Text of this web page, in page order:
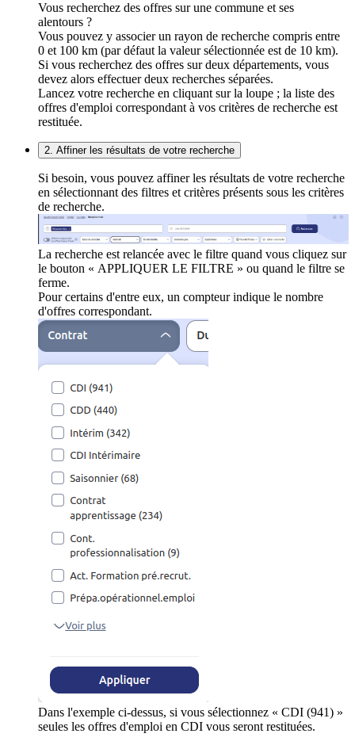
Vous recherchez des offres sur une commune et ses
alentours ?
Vous pouvez y associer un rayon de recherche compris entre
0 et 100 km (par défaut la valeur sélectionnée est de 10 km).
Si vous recherchez des offres sur deux départements, vous
devez alors effectuer deux recherches séparées.
Lancez votre recherche en cliquant sur la loupe ; la liste des
offres d'emploi correspondant à vos critères de recherche est
restituée.
2. Affiner les résultats de votre recherche
Si besoin, vous pouvez affiner les résultats de votre recherche
en sélectionnant des filtres et critères présents sous les critères
de recherche.
La recherche est relancée avec le filtre quand vous cliquez sur
le bouton « APPLIQUER LE FILTRE » ou quand le filtre se
ferme.
Pour certains d'entre eux, un compteur indique le nombre
d'offres correspondant.
Dans l'exemple ci-dessus, si vous sélectionnez « CDI (941) »
seules les offres d'emploi en CDI vous seront restituées.